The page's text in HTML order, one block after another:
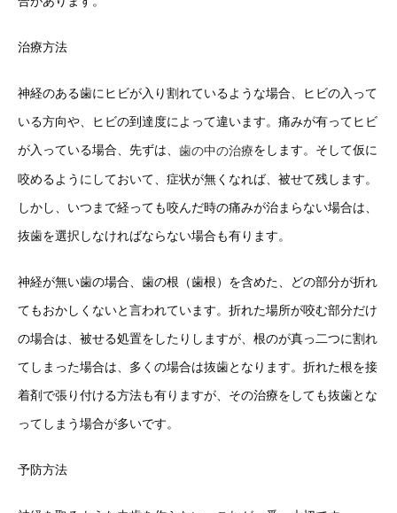
治療方法
神経のある歯にヒビが入り割れているような場合、ヒビの入って
いる方向や、ヒビの到達度によって違います。痛みが有ってヒビ
が入っている場合、先ずは、 歯の中の治療をします。そして仮に
咬めるようにしておいて、症状が無くなれば、被せて残します。
しかし、いつまで経っても咬んだ時の痛みが治まらない場合は、
抜歯を選択しなければならない場合も有ります。
神経が無い歯の場合、歯の根（歯根）を含めた、どの部分が折れ
てもおかしくないと言われています。折れた場所が咬む部分だけ
の場合は、被せる処置をしたりしますが、根のが真っ二つに割れ
てしまった場合は、多くの場合は抜歯となります。折れた根を接
着剤で張り付ける方法も有りますが、その治療をしても抜歯とな
ってしまう場合が多いです。
予防方法